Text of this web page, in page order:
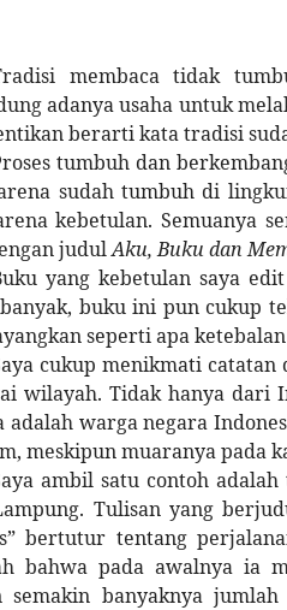
membaca tidak
adanya usaha untuk
berarti kata tradisi
tumbuh dan
sudah tumbuh di
kebetulan. Semuanya
judulAku, Buku dan
yang kebetulan saya
buku ini pun cukup
seperti apa
cukup menikmati
wilayah. Tidak hanya dari
adalah warga negara
meskipun muaranya pada
ambil satu contoh
Tulisan yang
bertutur tentang
bahwa pada awalnya ia
semakin banyaknya